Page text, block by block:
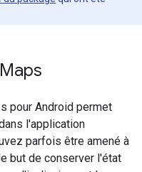
pour Android permet
l'application
parfois être amené à
but de conserver l'état